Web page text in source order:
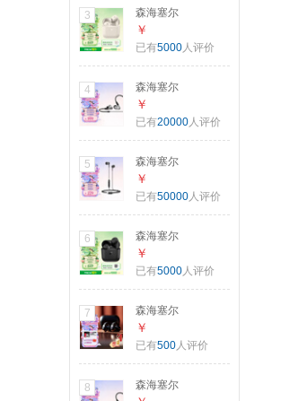
3
森海塞尔
（Sennheiser）
【焕新补贴】
线耳机半入耳式 奶
油白 礼物 适用苹果
华为
￥
已有5000人评价
4
森海塞尔
（Sennheiser）
IE200 东方银韵版
游戏耳机 银色
￥
已有20000人评价
5
森海塞尔
（Sennheiser）CX
80U 有线音乐耳机
￥
已有50000人评价
6
森海塞尔
（Sennheiser）
【焕新补贴】
蓝牙无线耳机半入
耳式 礼物 适用苹果
华为
￥
已有5000人评价
7
森海塞尔
（Sennheiser）
ACCENTUM Clip
黑 女生礼物
￥
已有500人评价
8
森海塞尔